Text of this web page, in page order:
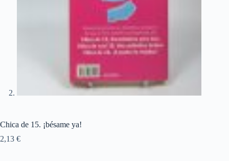
Chica de 15. ¡bésame ya!
2,13 €